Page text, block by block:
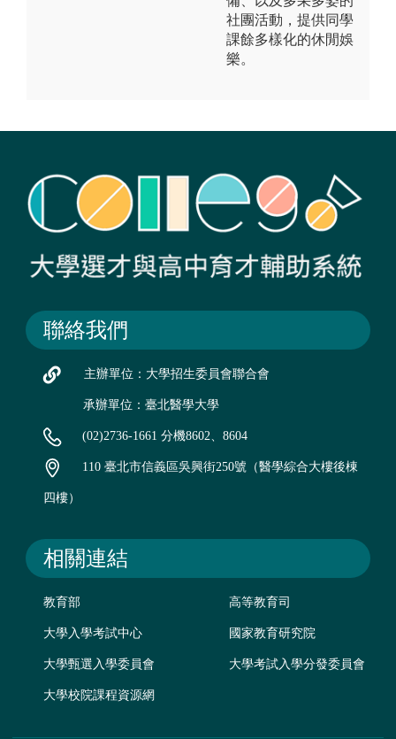
社團活動，提供同學
課餘多樣化的休閒娛
樂。
聯絡我們
主辦單位：大學招生委員會聯合會
承辦單位：臺北醫學大學
(02)2736-1661 分機8602、8604
110 臺北市信義區吳興街250號（醫學綜合大樓後棟
四樓）
相關連結
教育部 高等教育司
大學入學考試中心 國家教育研究院
大學甄選入學委員會 大學考試入學分發委員會
大學校院課程資源網